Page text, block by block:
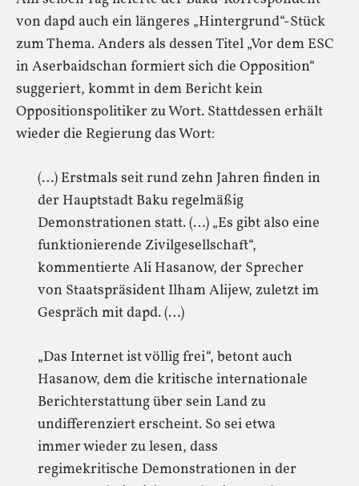
von dapd auch ein längeres „Hintergrund“-Stück
zum Thema. Anders als dessen Titel „Vor dem ESC
in Aserbaidschan formiert sich die Opposition“
suggeriert, kommt in dem Bericht kein
Oppositionspolitiker zu Wort. Stattdessen erhält
wieder die Regierung das Wort:
(…) Erstmals seit rund zehn Jahren finden in
der Hauptstadt Baku regelmäßig
Demonstrationen statt. (…) „Es gibt also eine
funktionierende Zivilgesellschaft“,
kommentierte Ali Hasanow, der Sprecher
von Staatspräsident Ilham Alijew, zuletzt im
Gespräch mit dapd. (…)
„Das Internet ist völlig frei“, betont auch
Hasanow, dem die kritische internationale
Berichterstattung über sein Land zu
undifferenziert erscheint. So sei etwa
immer wieder zu lesen, dass
regimekritische Demonstrationen in der